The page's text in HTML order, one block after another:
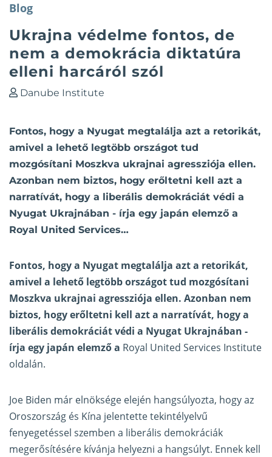
Blog
Ukrajna védelme fontos, de
nem a demokrácia diktatúra
elleni harcáról szól
Danube Institute
Fontos, hogy a Nyugat megtalálja azt a retorikát,
amivel a lehető legtöbb országot tud
mozgósítani Moszkva ukrajnai agressziója ellen.
Azonban nem biztos, hogy erőltetni kell azt a
narratívát, hogy a liberális demokráciát védi a
Nyugat Ukrajnában - írja egy japán elemző a
Royal United Services…
Fontos, hogy a Nyugat megtalálja azt a retorikát,
amivel a lehető legtöbb országot tud mozgósítani
Moszkva ukrajnai agressziója ellen. Azonban nem
biztos, hogy erőltetni kell azt a narratívát, hogy a
liberális demokráciát védi a Nyugat Ukrajnában -
írja egy japán elemző a Royal United Services Institute
oldalán.
Joe Biden már elnöksége elején hangsúlyozta, hogy az
Oroszország és Kína jelentette tekintélyelvű
fenyegetéssel szemben a liberális demokráciák
megerősítésére kívánja helyezni a hangsúlyt. Ennek kell